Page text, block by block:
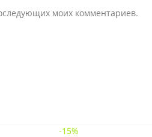
моих комментариев.
-15%